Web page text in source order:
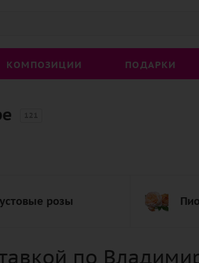
КОМПОЗИЦИИ ПОДАРКИ
розы
по